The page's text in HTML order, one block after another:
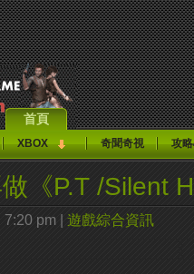
首頁
XBOX 奇聞奇視 攻
《P.T /Silent
7:20 pm | 遊戲綜合資訊